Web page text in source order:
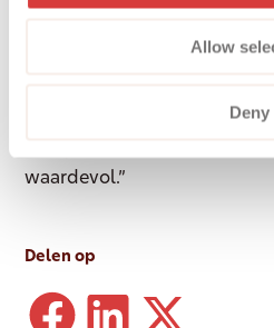
Allow
Deny
Werken bij Dovida
organisatie is: “Hier draait
waardevol.”
Delen op